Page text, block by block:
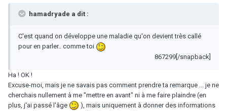
hamadryade a dit :
C'est quand on développe une maladie qu'on devient très callé
pour en parler.. comme toi
867299[/snapback]
Ha ! OK !
Excuse-moi, mais je ne savais pas comment prendre ta remarque ... je ne
cherchais nullement à me "mettre en avant" ni à me faire plaindre (en
plus, j'ai passé l'âge
), mais uniquement à donner des informations